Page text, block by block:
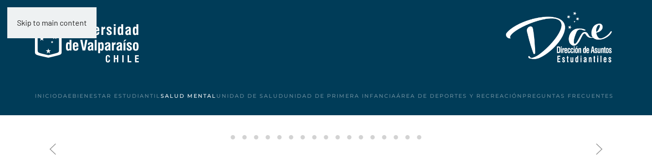
Skip to main content
INICIO DAE BIENESTAR ESTUDIANTIL SALUD MENTAL UNIDAD DE SALUD UNIDAD DE PRIMERA INFANCIAÁREA DE DEPORTES Y RECREACIÓN PREGUNTAS FRECUENTES